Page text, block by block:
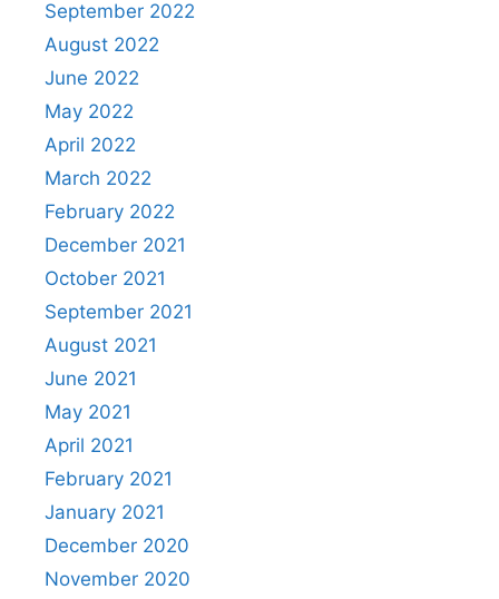
September 2022
August 2022
June 2022
May 2022
April 2022
March 2022
February 2022
December 2021
October 2021
September 2021
August 2021
June 2021
May 2021
April 2021
February 2021
January 2021
December 2020
November 2020